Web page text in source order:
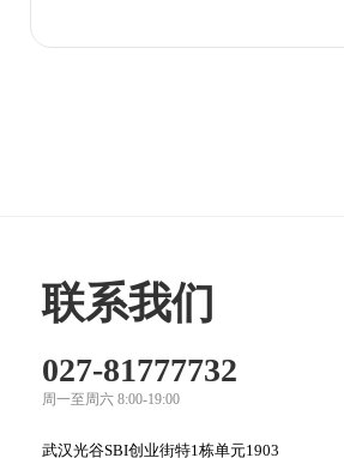
联系我们
027-81777732
周一至周六 8:00-19:00
武汉光谷SBI创业街特1栋单元1903